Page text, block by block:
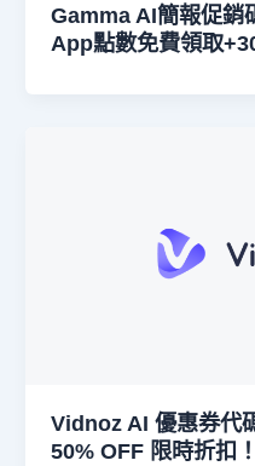
Gamma AI簡報促銷
App點數免費領取
Vidnoz AI 優惠券代
50% OFF 限時折扣！